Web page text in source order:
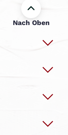
Nach Oben